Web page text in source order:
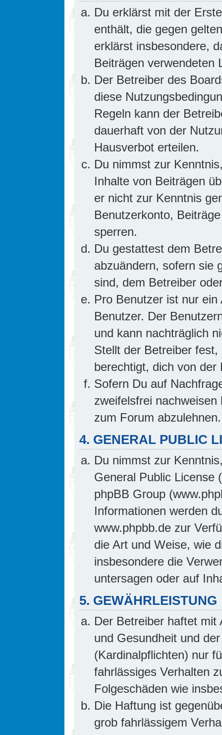
Du erklärst mit der
enthält, die gegen
erklärst insbesondere,
Beiträgen verwendeten
Der Betreiber des
diese
Regeln kann der
dauerhaft von der
Hausverbot erteilen.
Du nimmst zur
Inhalte von Beiträgen
er nicht zur Kenntnis
Benutzerkonto,
sperren.
Du gestattest dem
abzuändern, sofern sie
sind, dem Betreiber
Pro Benutzer ist nur
Benutzer. Der
und kann nachträglich
Stellt der Betreiber
berechtigt, dich von
Sofern Du auf
zweifelsfrei
zum Forum abzulehnen.
4. GENERAL PUBLIC
Du nimmst zur
General Public License
phpBB Group
Informationen werden
www.phpbb.de zur
die Art und Weise, wie
insbesondere die
untersagen oder auf
5. GEWÄHRLEISTUNG
Der Betreiber haftet mit
und Gesundheit und
(Kardinalpflichten) nur
fahrlässiges Verhalten
Folgeschäden wie
Die Haftung ist
grob fahrlässigem